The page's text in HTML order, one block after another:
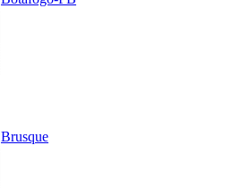
Brusque